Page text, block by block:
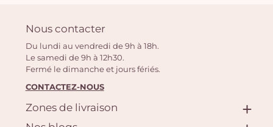
Nous contacter
Du lundi au vendredi de 9h à 18h.
Le samedi de 9h à 12h30.
Fermé le dimanche et jours fériés.
CONTACTEZ-NOUS
Zones de livraison